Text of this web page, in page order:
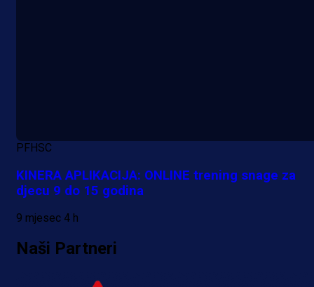
PFHSC
KINERA APLIKACIJA: ONLINE trening snage za
djecu 9 do 15 godina
9 mjesec 4 h
Naši Partneri